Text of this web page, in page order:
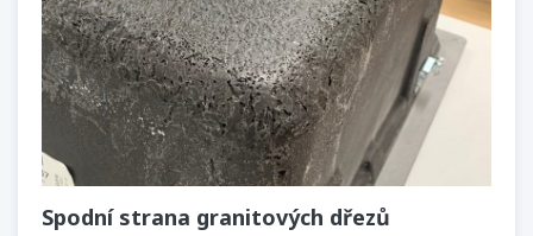
Spodní strana granitových dřezů